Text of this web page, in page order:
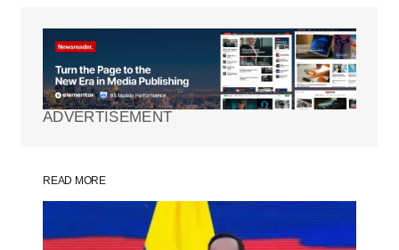
Tu dirección de correo electrónico no será
Los campos obligatorios están
marcados con*
Your Name*
ADVERTISEMENT
READ MORE